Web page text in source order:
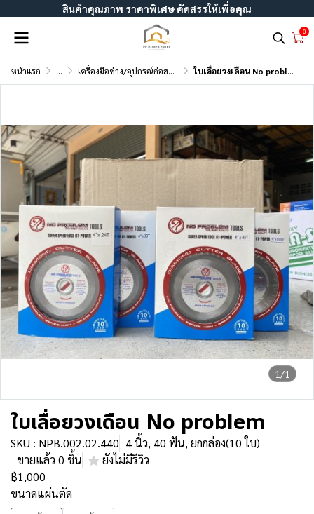
สินค้าคุณภาพ ราคาพิเศษ คัดสรรให้เพื่อคุณ
0
หน้าแรก ... เครื่องมือช่าง/อุปกรณ์ก่อสร้าง ใบเลื่อยวงเดือน No problem
1/1
ใบเลื่อยวงเดือน No problem
SKU : NPB.002.02.440 4 นิ้ว, 40 ฟัน, ยกกล่อง(10 ใบ)
ขายแล้ว 0 ชิ้น
ยังไม่มีรีวิว
฿1,000
ขนาดแผ่นตัด